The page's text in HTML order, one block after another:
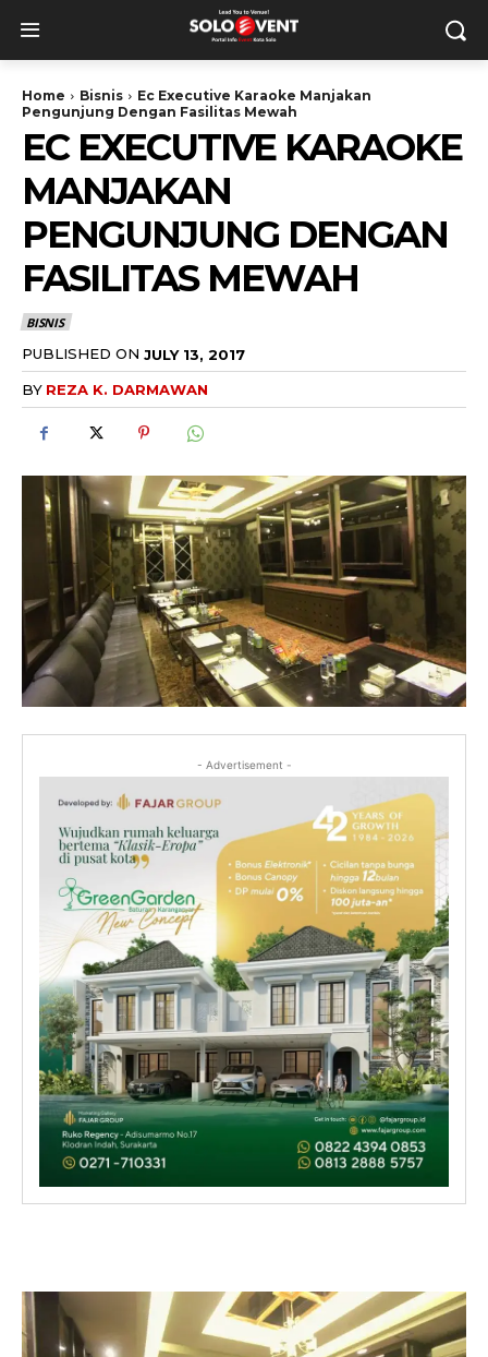
Home Bisnis
Ec Executive Karaoke Manjakan
Pengunjung Dengan Fasilitas Mewah
EC EXECUTIVE KARAOKE
MANJAKAN
PENGUNJUNG DENGAN
FASILITAS MEWAH
BISNIS
PUBLISHED ON JULY 13, 2017
BY REZA K. DARMAWAN
- Advertisement -